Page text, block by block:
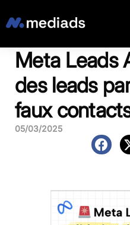
Meta Leads
des leads
faux
05/03/2025